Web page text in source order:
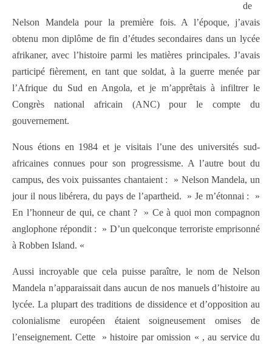
de
Nelson Mandela pour la première fois. A l’époque, j’avais
obtenu mon diplôme de fin d’études secondaires dans un lycée
afrikaner, avec l’histoire parmi les matières principales. J’avais
participé fièrement, en tant que soldat, à la guerre menée par
l’Afrique du Sud en Angola, et je m’apprêtais à infiltrer le
Congrès national africain (ANC) pour le compte du
gouvernement.
Nous étions en 1984 et je visitais l’une des universités sud-
africaines connues pour son progressisme. A l’autre bout du
campus, des voix puissantes chantaient : » Nelson Mandela, un
jour il nous libérera, du pays de l’apartheid. » Je m’étonnai : »
En l’honneur de qui, ce chant ? » Ce à quoi mon compagnon
anglophone répondit : » D’un quelconque terroriste emprisonné
à Robben Island. «
Aussi incroyable que cela puisse paraître, le nom de Nelson
Mandela n’apparaissait dans aucun de nos manuels d’histoire au
lycée. La plupart des traditions de dissidence et d’opposition au
colonialisme européen étaient soigneusement omises de
l’enseignement. Cette » histoire par omission « , au service du